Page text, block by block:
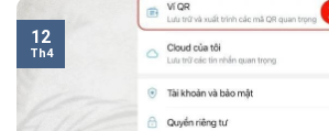
12
Th4